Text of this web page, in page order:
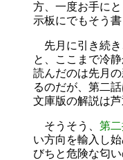
方、一度お手に
示板にでもそう
先月に引き続き
と、ここまで冷
読んだのは先月の
るのだが、第二
文庫版の解説は
そうそう、 第
い方向を輸入し
びちと危険な匂